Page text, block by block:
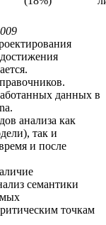
данных в
анализа как
так и
и после
семантики
точкам